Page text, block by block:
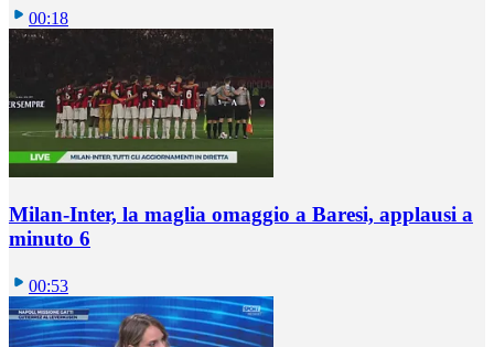
00:18
Milan-Inter, la maglia omaggio a Baresi, applausi a
minuto 6
00:53